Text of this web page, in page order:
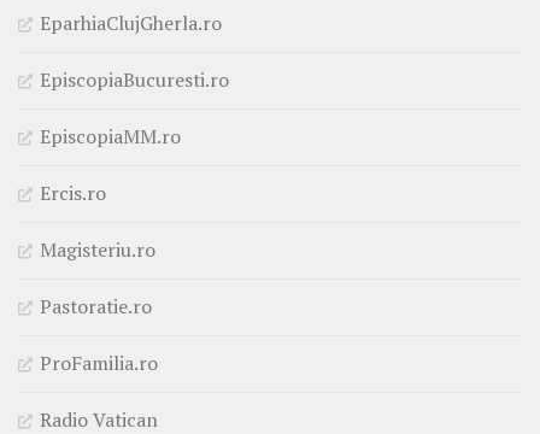
EparhiaClujGherla.ro
EpiscopiaBucuresti.ro
EpiscopiaMM.ro
Ercis.ro
Magisteriu.ro
Pastoratie.ro
ProFamilia.ro
Radio Vatican